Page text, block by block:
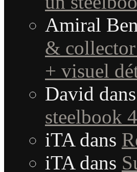
Amiral
&
+ visuel
David dans
steelbook
iTAdans
iTAdans